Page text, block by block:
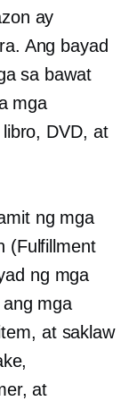
ay
Ang bayad
sa bawat
mga
DVD, at
ng mga
(Fulfillment
ng mga
mga
at saklaw
at